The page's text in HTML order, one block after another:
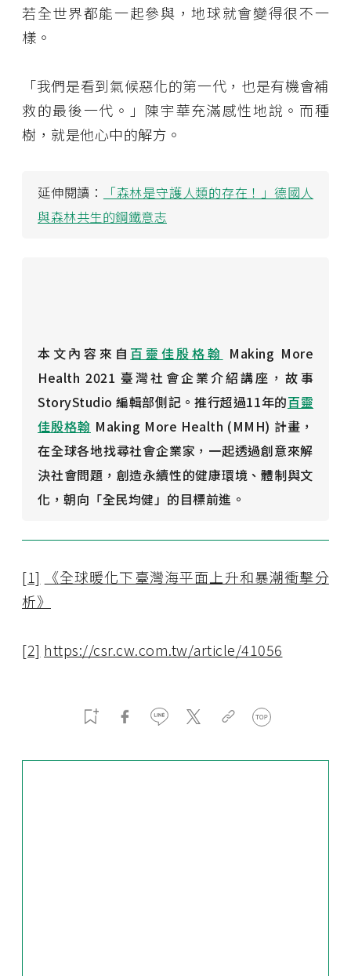
若全世界都能一起參與，地球就會變得很不一
樣。
「我們是看到氣候惡化的第一代，也是有機會補
救的最後一代。」陳宇華充滿感性地說。而種
樹，就是他心中的解方。
延伸閱讀：
「森林是守護人類的存在！」德國人
與森林共生的鋼鐵意志
本文內容來自 百靈佳殷格翰 Making More
Health 2021 臺灣社會企業介紹講座，故事
StoryStudio 編輯部側記。推行超過11年的百靈
佳殷格翰 Making More Health (MMH) 計畫，
在全球各地找尋社會企業家，一起透過創意來解
決社會問題，創造永續性的健康環境、體制與文
化，朝向「全民均健」的目標前進。
[1]
《全球暖化下臺灣海平面上升和暴潮衝擊分
析》
[2] https://csr.cw.com.tw/article/41056